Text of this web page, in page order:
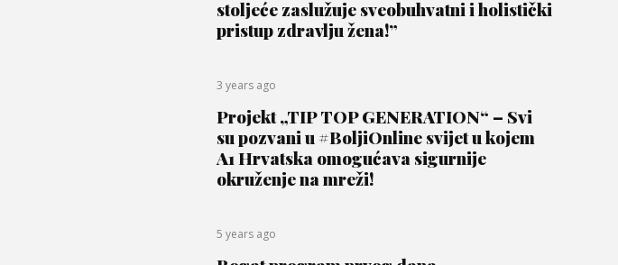
stoljeće zaslužuje sveobuhvatni i holistički
pristup zdravlju žena!”
3 years ago
Projekt „TIP TOP GENERATION“ – Svi
su pozvani u #BoljiOnline svijet u kojem
A1 Hrvatska omogućava sigurnije
okruženje na mreži!
5 years ago